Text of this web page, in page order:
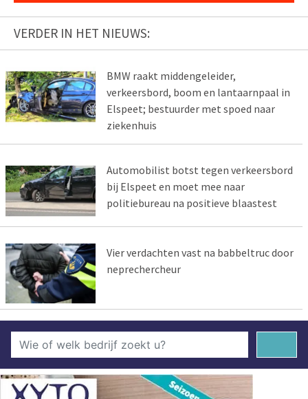
VERDER IN HET NIEUWS:
BMW raakt middengeleider,
verkeersbord, boom en lantaarnpaal in
Elspeet; bestuurder met spoed naar
ziekenhuis
Automobilist botst tegen verkeersbord
bij Elspeet en moet mee naar
politiebureau na positieve blaastest
Vier verdachten vast na babbeltruc door
neprechercheur